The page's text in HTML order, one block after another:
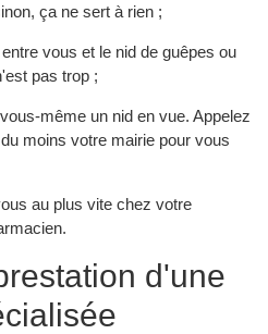
ça ne sert à rien ;
vous et le nid de guêpes ou
pas trop ;
même un nid en vue. Appelez
moins votre mairie pour vous
au plus vite chez votre
d'une